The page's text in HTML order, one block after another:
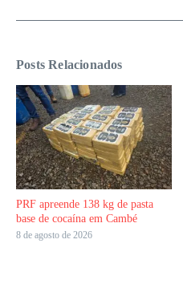
Posts Relacionados
PRF apreende 138 kg de pasta
base de cocaína em Cambé
8 de agosto de 2026